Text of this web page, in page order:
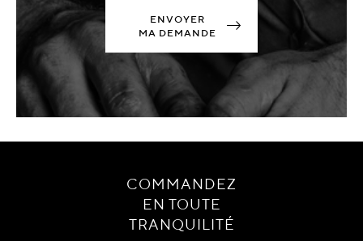
ENVOYER
MA DEMANDE
COMMANDEZ
EN TOUTE
TRANQUILITÉ